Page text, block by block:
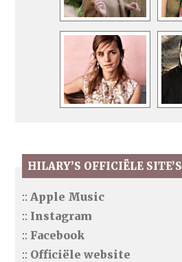
HILARY’S OFFICIËLE SITE’S
::Apple Music
:: Instagram
:: Facebook
:: Officiële website